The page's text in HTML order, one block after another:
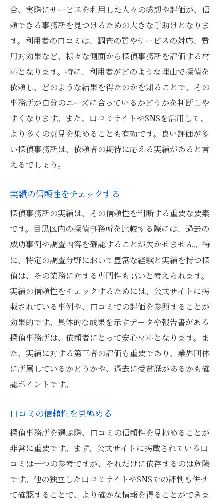
合、実際にサービスを利用した人々の感想や評価が、信
頼できる事務所を見つけるための大きな手助けとなりま
す。利用者の口コミは、調査の質やサービスの対応、費
用対効果など、様々な側面から探偵事務所を評価する材
料となります。特に、利用者がどのような理由で探偵を
依頼し、どのような結果を得たのかを知ることで、その
事務所が自分のニーズに合っているかどうかを判断しや
すくなります。また、口コミサイトやSNSを活用して、
より多くの意見を集めることも有効です。良い評価が多
い探偵事務所は、依頼者の期待に応える実績があると言
えるでしょう。
実績の信頼性をチェックする
探偵事務所の実績は、その信頼性を判断する重要な要素
です。目黒区内の探偵事務所を比較する際には、過去の
成功事例や調査内容を確認することが欠かせません。特
に、特定の調査分野において豊富な経験と実績を持つ探
偵は、その業務に対する専門性も高いと考えられます。
実績の信頼性をチェックするためには、公式サイトに掲
載されている事例や、口コミでの評価を参照することが
効果的です。具体的な成果を示すデータや報告書がある
探偵事務所は、依頼者にとって安心材料となります。ま
た、実績に対する第三者の評価も重要であり、業界団体
に所属しているかどうかや、過去に受賞歴があるかも確
認ポイントです。
口コミの信頼性を見極める
探偵事務所を選ぶ際、口コミの信頼性を見極めることが
非常に重要です。まず、公式サイトに掲載されている口
コミは一つの参考ですが、それだけに依存するのは危険
です。他の独立した口コミサイトやSNSでの評判も併せ
て確認することで、より確かな情報を得ることができま